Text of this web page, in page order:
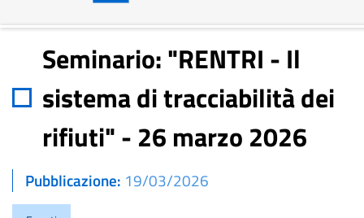
Seminario: "RENTRI - Il
sistema di tracciabilità dei
rifiuti" - 26 marzo 2026
Pubblicazione 19/03/2026